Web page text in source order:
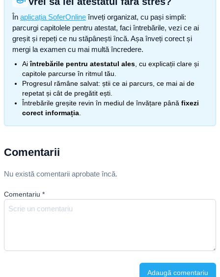
În aplicația SoferOnline înveți organizat, cu pași simpli:
parcurgi capitolele pentru atestat, faci întrebările, vezi ce ai
greșit și repeți ce nu stăpânești încă. Așa înveți corect și
mergi la examen cu mai multă încredere.
Aiîntrebările pentru atestatul ales , cu explicații clare și
capitole parcurse în ritmul tău.
Progresul rămâne salvat: știi ce ai parcurs, ce mai ai de
repetat și cât de pregătit ești.
Întrebările greșite revin în mediul de învățare până fixezi
corect informația
Comentarii
Nu există comentarii aprobate încă.
Comentariu *
Adaugă comentariu